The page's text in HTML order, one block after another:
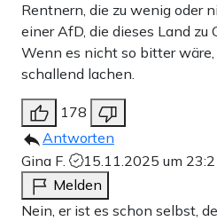
Rentnern, die zu wenig oder
einer AfD, die dieses Land zu
Wenn es nicht so bitter
schallend lachen.
178
Antworten
Gina F.
15.11.2025 um
Melden
Nein, er ist es schon selbst,